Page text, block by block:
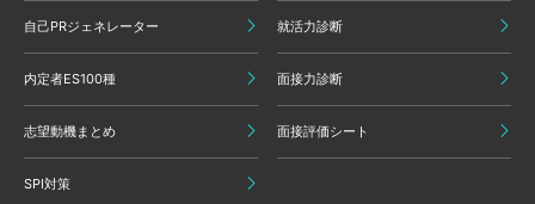
自己PRジェネレーター 就活力診断
内定者ES100種 面接力診断
志望動機まとめ 面接評価シート
SPI対策